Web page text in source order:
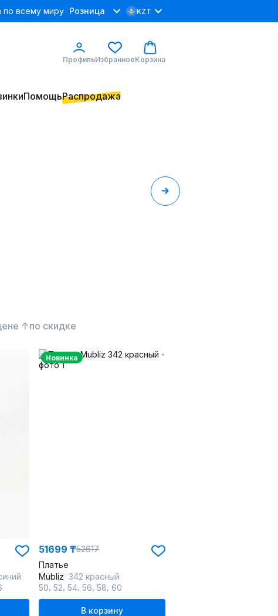
по всему миру Розница KZT
ПрофильИзбранноеКорзина
ПомощьРаспродажа
↑по скидке
Новинка
51699 ₸52617
Платье
Mubliz 342 красный
50 52 54 56 58 60
В корзину